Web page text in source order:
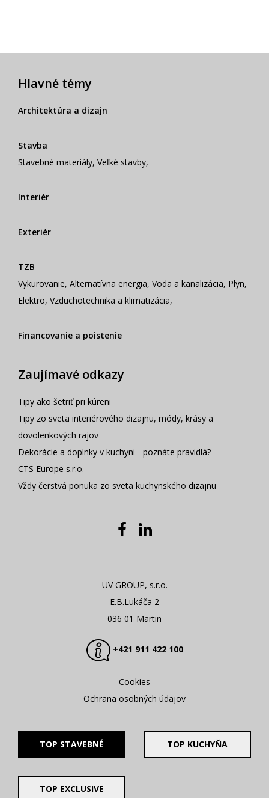
Hlavné témy
Architektúra a dizajn
Stavba
Stavebné materiály, Veľké stavby,
Interiér
Exteriér
TZB
Vykurovanie, Alternatívna energia, Voda a kanalizácia, Plyn,
Elektro, Vzduchotechnika a klimatizácia,
Financovanie a poistenie
Zaujímavé odkazy
Tipy ako šetriť pri kúreni
Tipy zo sveta interiérového dizajnu, módy, krásy a
dovolenkových rajov
Dekorácie a doplnky v kuchyni - poznáte pravidlá?
CTS Europe s.r.o.
Vždy čerstvá ponuka zo sveta kuchynského dizajnu
UV GROUP, s.r.o.
E.B.Lukáča 2
036 01 Martin
+421 911 422 100
Cookies
Ochrana osobných údajov
TOP STAVEBNÉ TOP KUCHYŇA
TOP EXCLUSIVE